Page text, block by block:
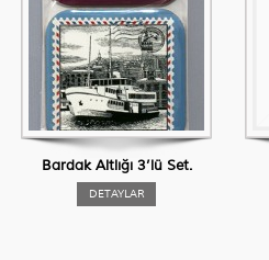
Bardak Altlığı 3’lü Set.
DETAYLAR